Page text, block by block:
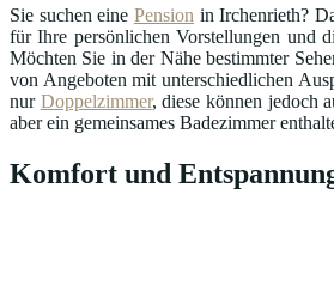
Sie suchen eine Pension in Irchenrieth?
für Ihre persönlichen Vorstellungen und
Möchten Sie in der Nähe bestimmter
von Angeboten mit unterschiedlichen
nur Doppelzimmer, diese können jedoch
aber ein gemeinsames Badezimmer
Komfort und